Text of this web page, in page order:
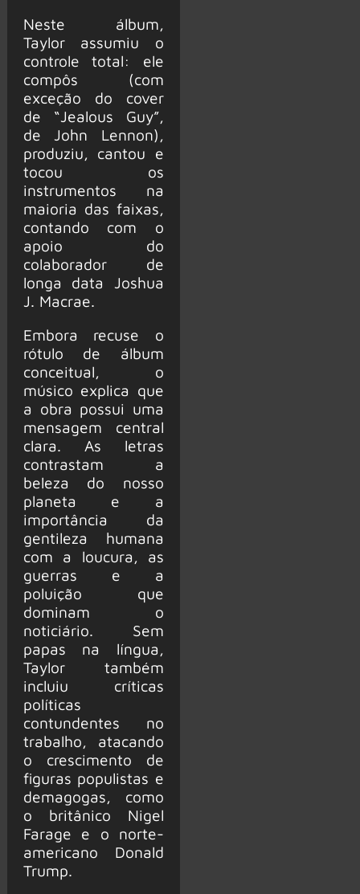
Neste álbum,
Taylor assumiu o
controle total: ele
compôs (com
exceção do cover
de “Jealous Guy”,
de John Lennon),
produziu, cantou e
tocou os
instrumentos na
maioria das faixas,
contando com o
apoio do
colaborador de
longa data Joshua
J. Macrae.
Embora recuse o
rótulo de álbum
conceitual, o
músico explica que
a obra possui uma
mensagem central
clara. As letras
contrastam a
beleza do nosso
planeta e a
importância da
gentileza humana
com a loucura, as
guerras e a
poluição que
dominam o
noticiário. Sem
papas na língua,
Taylor também
incluiu críticas
políticas
contundentes no
trabalho, atacando
o crescimento de
figuras populistas e
demagogas, como
o britânico Nigel
Farage e o norte-
americano Donald
Trump.